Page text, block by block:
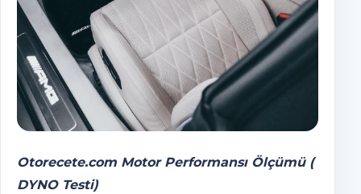
Otorecete.com Motor Performansı Ölçümü (
DYNO Testi)